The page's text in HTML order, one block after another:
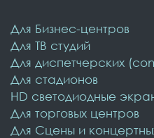
Для Бизнес-центров
Для ТВ студий
Для диспетчерских
Для стадионов
HD светодиодные
Для торговых центров
Для Сцены и